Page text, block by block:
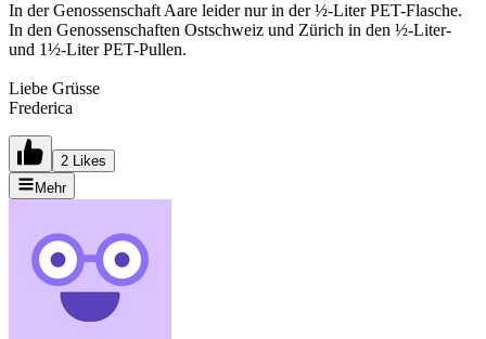
In der Genossenschaft Aare leider nur in der ½-Liter PET-Flasche.
In den Genossenschaften Ostschweiz und Zürich in den ½-Liter-
und 1½-Liter PET-Pullen.
Liebe Grüsse
Frederica
2 Likes
Mehr